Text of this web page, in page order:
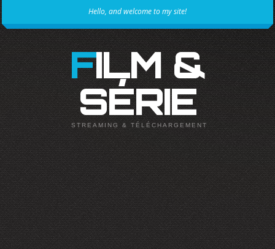
Hello, and welcome to my site!
FILM &
SÉRIE
STREAMING & TÉLÉCHARGEMENT